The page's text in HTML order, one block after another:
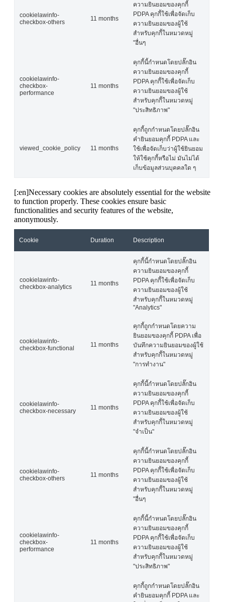
cookielawinfo-
checkbox-others
11 months
ความยินยอมของคุกกี้
PDPA คุกกี้ใช้เพื่อจัดเก็บ
ความยินยอมของผู้ใช้
สำหรับคุกกี้ในหมวดหมู่
"อื่นๆ
cookielawinfo-
checkbox-
performance
11 months
คุกกี้นี้กำหนดโดยปลั๊กอิน
ความยินยอมของคุกกี้
PDPA คุกกี้ใช้เพื่อจัดเก็บ
ความยินยอมของผู้ใช้
สำหรับคุกกี้ในหมวดหมู่
"ประสิทธิภาพ"
viewed_cookie_policy 11 months
คุกกี้ถูกกำหนดโดยปลั๊กอิน
คำยินยอมคุกกี้ PDPA และ
ใช้เพื่อจัดเก็บว่าผู้ใช้ยินยอม
ให้ใช้คุกกี้หรือไม่ มันไม่ได้
เก็บข้อมูลส่วนบุคคลใด ๆ
[:en]Necessary cookies are absolutely essential for the website
to function properly. These cookies ensure basic
functionalities and security features of the website,
anonymously.
Cookie Duration Description
cookielawinfo-
checkbox-analytics
11 months
คุกกี้นี้กำหนดโดยปลั๊กอิน
ความยินยอมของคุกกี้
PDPA คุกกี้ใช้เพื่อจัดเก็บ
ความยินยอมของผู้ใช้
สำหรับคุกกี้ในหมวดหมู่
"Analytics"
cookielawinfo-
checkbox-functional
11 months
คุกกี้ถูกกำหนดโดยความ
ยินยอมของคุกกี้ PDPA เพื่อ
บันทึกความยินยอมของผู้ใช้
สำหรับคุกกี้ในหมวดหมู่
"การทำงาน"
cookielawinfo-
checkbox-necessary
11 months
คุกกี้นี้กำหนดโดยปลั๊กอิน
ความยินยอมของคุกกี้
PDPA คุกกี้ใช้เพื่อจัดเก็บ
ความยินยอมของผู้ใช้
สำหรับคุกกี้ในหมวดหมู่
"จำเป็น"
cookielawinfo-
checkbox-others
11 months
คุกกี้นี้กำหนดโดยปลั๊กอิน
ความยินยอมของคุกกี้
PDPA คุกกี้ใช้เพื่อจัดเก็บ
ความยินยอมของผู้ใช้
สำหรับคุกกี้ในหมวดหมู่
"อื่นๆ
cookielawinfo-
checkbox-
performance
11 months
คุกกี้นี้กำหนดโดยปลั๊กอิน
ความยินยอมของคุกกี้
PDPA คุกกี้ใช้เพื่อจัดเก็บ
ความยินยอมของผู้ใช้
สำหรับคุกกี้ในหมวดหมู่
"ประสิทธิภาพ"
คุกกี้ถูกกำหนดโดยปลั๊กอิน
คำยินยอมคุกกี้ PDPA และ